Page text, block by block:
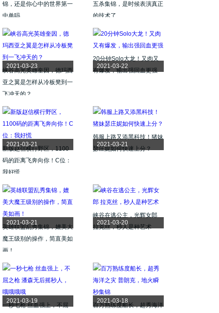
锦，还是你心中的世界第一
中单吗
五杀集锦，是时候表演真正
的技术了
2021-03-23
峡谷高光英雄奎因，德玛西
亚之翼是怎样从冷板凳到一
飞冲天的？
2021-03-22
20分钟Solo大龙！又肉又
有爆发，输出强回血更强
2021-03-21
新版赵信横行野区，1100
码的距离飞奔向你！C位：
我好慌
2021-03-21
韩服上路又添黑科技！猪妹
瑟庄妮如何快速上分？
2021-03-21
英雄联盟乱秀集锦，媲美大
魔王级别的操作，简直美如
画！
2021-03-20
峡谷在逃公主，光辉女郎
拉克丝，秒人是种艺术
2021-03-19
一秒七枪 丝血强上，不屈
2021-03-18
百万熟练度船长，超秀海洋